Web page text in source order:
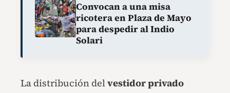
Convocan a una misa
ricotera en Plaza de Mayo
para despedir al Indio
Solari
La distribución delvestidor privado